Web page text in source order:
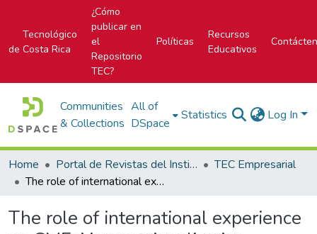
Tecnológico
de Costa Rica
¿Cómo
publicar en
el
Repositorio
TEC?
Políticas
Recursos
Educativos
Communities
& Collections
All of
DSpace
Statistics Log In
Home Portal de Revistas del Instituto Tecnológico de Costa Rica
TEC Empresarial
The role of international experience on SMEs’ internationalization
The role of international experience